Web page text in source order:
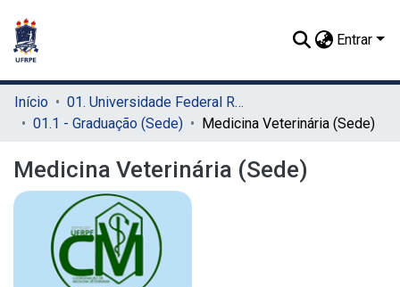
Entrar
Início
01. Universidade Federal Rural de Pernambuco - UFRPE (Sede)
01.1 - Graduação (Sede)
Medicina Veterinária (Sede)
Medicina Veterinária (Sede)